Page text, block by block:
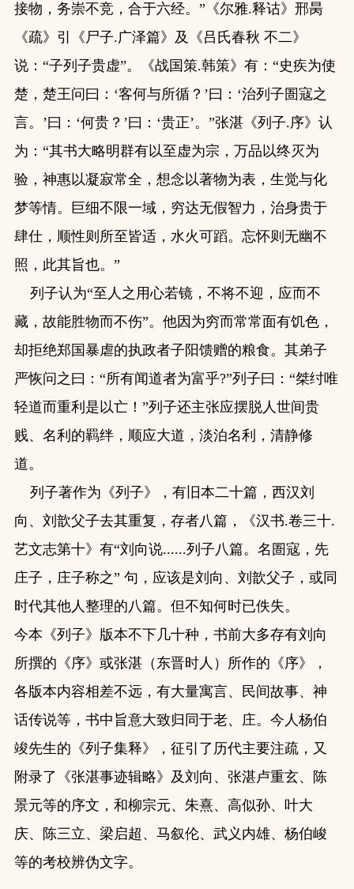
接物，务崇不竞，合于六经。”《尔雅.释诂》邢昺
《疏》引《尸子.广泽篇》及《吕氏春秋 不二》
说：“子列子贵虚”。《战国策.韩策》有：“史疾为使
楚，楚王问曰：‘客何与所循？’曰：‘治列子圄寇之
言。’曰：‘何贵？’曰：‘贵正’。”张湛《列子.序》认
为：“其书大略明群有以至虚为宗，万品以终灭为
验，神惠以凝寂常全，想念以著物为表，生觉与化
梦等情。巨细不限一域，穷达无假智力，治身贵于
肆仕，顺性则所至皆适，水火可蹈。忘怀则无幽不
照，此其旨也。”
列子认为“至人之用心若镜，不将不迎，应而不
藏，故能胜物而不伤”。他因为穷而常常面有饥色，
却拒绝郑国暴虐的执政者子阳馈赠的粮食。其弟子
严恢问之曰：“所有闻道者为富乎?”列子曰：“桀纣唯
轻道而重利是以亡！”列子还主张应摆脱人世间贵
贱、名利的羁绊，顺应大道，淡泊名利，清静修
道。
列子著作为《列子》，有旧本二十篇，西汉刘
向、刘歆父子去其重复，存者八篇，《汉书.卷三十.
艺文志第十》有“刘向说......列子八篇。名圄寇，先
庄子，庄子称之” 句，应该是刘向、刘歆父子，或同
时代其他人整理的八篇。但不知何时已佚失。
今本《列子》版本不下几十种，书前大多存有刘向
所撰的《序》或张湛（东晋时人）所作的《序》，
各版本内容相差不远，有大量寓言、民间故事、神
话传说等，书中旨意大致归同于老、庄。今人杨伯
竣先生的《列子集释》，征引了历代主要注疏，又
附录了《张湛事迹辑略》及刘向、张湛卢重玄、陈
景元等的序文，和柳宗元、朱熹、高似孙、叶大
庆、陈三立、梁启超、马叙伦、武义内雄、杨伯峻
等的考校辨伪文字。